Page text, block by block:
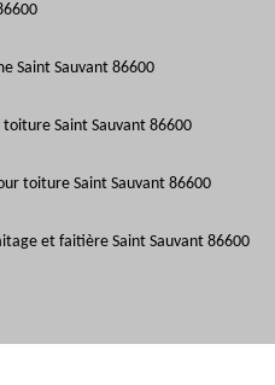
Saint Sauvant 86600
Saint Sauvant 86600
toiture Saint Sauvant 86600
et faitière Saint Sauvant 86600